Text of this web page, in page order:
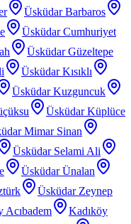
Üsküdar Barbaros
Üsküdar Cumhuriyet
Üsküdar Güzeltepe
Üsküdar Kısıklı
Üsküdar Kuzguncuk
Üsküdar Küplüce
Mimar Sinan
Üsküdar Selami Ali
Üsküdar Ünalan
Üsküdar Zeynep
Acıbadem
Kadıköy